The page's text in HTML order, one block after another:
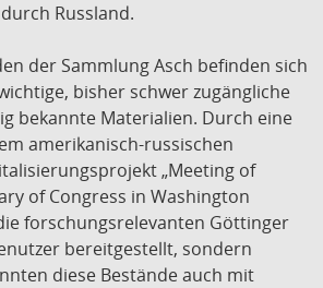
Russland.
der Sammlung Asch befinden sich
bisher schwer zugängliche
bekannte Materialien. Durch eine
amerikanisch-russischen
„Meeting of
of Congress in Washington
forschungsrelevanten Göttinger
bereitgestellt, sondern
diese Bestände auch mit